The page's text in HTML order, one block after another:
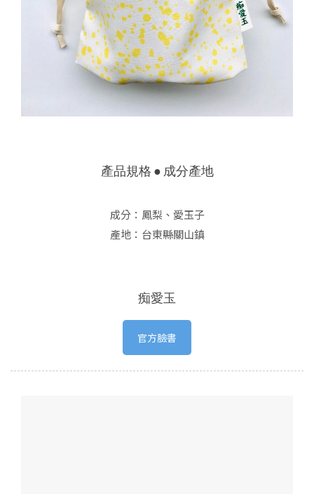
產品規格 ● 成分產地
成分：鳳梨、愛玉子
產地：台東縣關山鎮
痴愛玉
官方臉書